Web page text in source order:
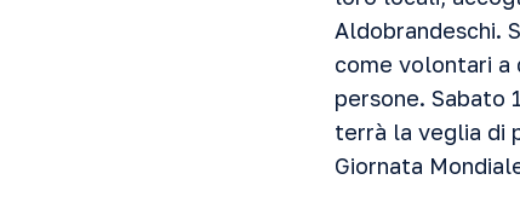
Aldobrandeschi.
come volontari a
persone. Sabato
terrà la veglia di
Giornata